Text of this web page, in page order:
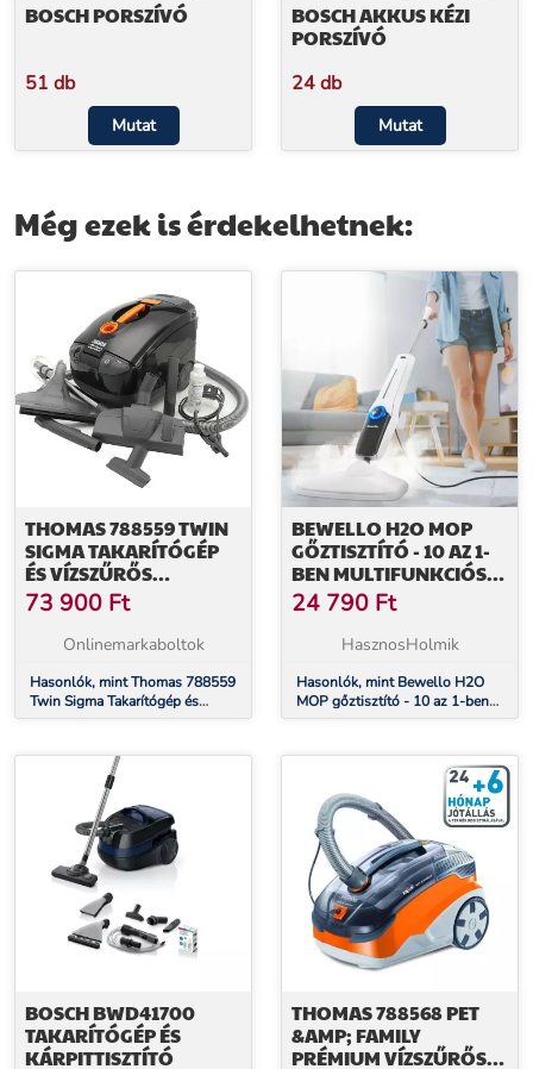
BOSCH PORSZÍVÓ
51 db
Mutat
BOSCH AKKUS KÉZI
PORSZÍVÓ
24 db
Mutat
Még ezek is érdekelhetnek:
THOMAS 788559 TWIN
SIGMA TAKARÍTÓGÉP
ÉS VÍZSZŰRŐS
PORSZÍVÓ
73 900 Ft
Onlinemarkaboltok
Hasonlók, mint Thomas 788559
Twin Sigma Takarítógép és
vízszűrős porszívó
BEWELLO H2O MOP
GŐZTISZTÍTÓ - 10 AZ 1-
BEN MULTIFUNKCIÓS
TAKARÍTÓGÉP
24 790 Ft
HasznosHolmik
Hasonlók, mint Bewello H2O
MOP gőztisztító - 10 az 1-ben
Multifunkciós takarítógép
BOSCH BWD41700
TAKARÍTÓGÉP ÉS
KÁRPITTISZTÍTÓ
THOMAS 788568 PET
&AMP; FAMILY
PRÉMIUM VÍZSZŰRŐS